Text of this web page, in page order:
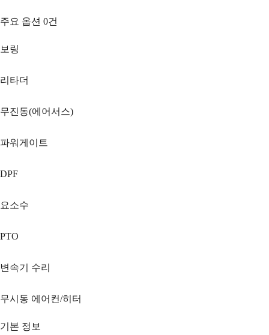
주요 옵션 0건
보링
리타더
무진동(에어서스)
파워게이트
DPF
요소수
PTO
변속기 수리
무시동 에어컨/히터
기본 정보